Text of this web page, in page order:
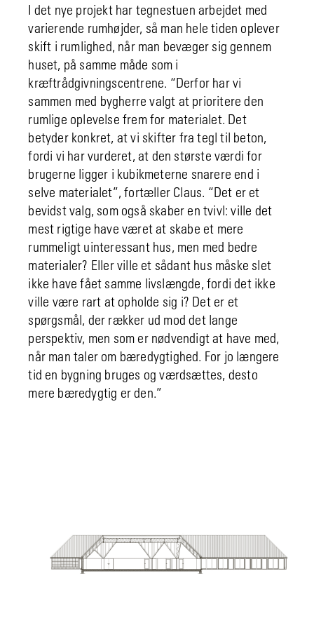
I det nye projekt har tegnestuen arbejdet med
varierende rumhøjder, så man hele tiden oplever
skift i rumlighed, når man bevæger sig gennem
huset, på samme måde som i
kræftrådgivningscentrene. “Derfor har vi
sammen med bygherre valgt at prioritere den
rumlige oplevelse frem for materialet. Det
betyder konkret, at vi skifter fra tegl til beton,
fordi vi har vurderet, at den største værdi for
brugerne ligger i kubikmeterne snarere end i
selve materialet”, fortæller Claus. “Det er et
bevidst valg, som også skaber en tvivl: ville det
mest rigtige have været at skabe et mere
rummeligt uinteressant hus, men med bedre
materialer? Eller ville et sådant hus måske slet
ikke have fået samme livslængde, fordi det ikke
ville være rart at opholde sig i? Det er et
spørgsmål, der rækker ud mod det lange
perspektiv, men som er nødvendigt at have med,
når man taler om bæredygtighed. For jo længere
tid en bygning bruges og værdsættes, desto
mere bæredygtig er den.”